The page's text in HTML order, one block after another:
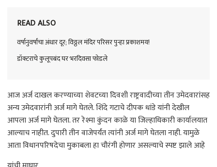
READ ALSO
वर्षानुवर्षांचा अंधार दूर; विठ्ठल मंदिर परिसर पुन्हा प्रकाशमय!
डॉक्टराचे कुलूपबंद घर भरदिवसा फोडले
आज अर्ज दाखल करण्याच्या शेवटच्या दिवशी राष्ट्रवादीच्या तीन उमेदवारांसह
अन्य उमेदवारांनी अर्ज मागे घेतले. शिंदे गटाचे दीपक धांडे यांनी देखील
आपला अर्ज मागे घेतला. तर रेश्मा कुंदन काळे या जिल्हाधिकारी कार्यालयात
आल्याच नाहीत. दुपारी तीन वाजेपर्यंत त्यांनी अर्ज मागे घेतला नाही. यामुळे
आता विधानपरिषदेचा मुकाबला हा चौरंगी होणार असल्याचे स्पष्ट झाले आहे